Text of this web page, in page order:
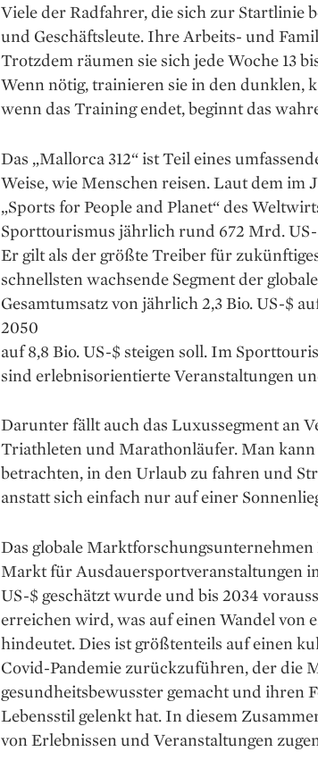
Viele der Radfahrer, die sich zur Startlinie
und Geschäftsleute. Ihre Arbeits- und
Trotzdem räumen sie sich jede Woche 13
Wenn nötig, trainieren sie in den dunklen,
wenn das Training endet, beginnt das
Das „Mallorca 312“ ist Teil eines
Weise, wie Menschen reisen. Laut dem
„Sports for People and Planet“ des
Sporttourismus jährlich rund 672 Mrd.
Er gilt als der größte Treiber für
schnellsten wachsende Segment der
Gesamtumsatz von jährlich 2,3 Bio. US-$
2050
auf 8,8 Bio. US-$ steigen soll. Im
sind erlebnisorientierte Ver­anstaltungen
Darunter fällt auch das Luxussegment an
Triathleten und Marathonläufer. Man kann
betrachten, in den Urlaub zu fahren und
anstatt sich einfach nur auf einer
Das globale
Markt für Ausdauersport­veranstaltungen
US-$ geschätzt wurde und bis 2034
erreichen wird, was auf einen Wandel von
hindeutet. Dies ist größtenteils auf einen
Covid-Pandemie zurückzuführen, der die
gesundheitsbewusster gemacht und ihren
Lebensstil gelenkt hat. In diesem
von Erlebnissen und Veranstaltungen